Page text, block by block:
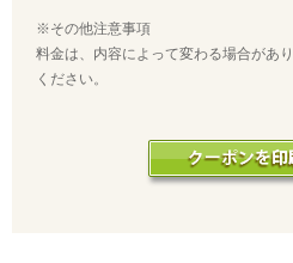
※その他注意事項
料金は、内容によって変わる場合があ
ください。